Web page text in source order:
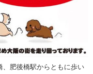
、肥後橋駅からともに歩い